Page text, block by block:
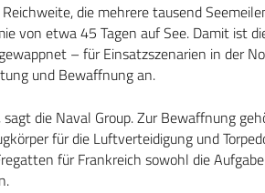
die mehrere tausend
von etwa 45 Tagen auf See. Damit ist
– für Einsatzszenarien in der
und Bewaffnung an.
die Naval Group. Zur Bewaffnung
für die Luftverteidigung und
für Frankreich sowohl die